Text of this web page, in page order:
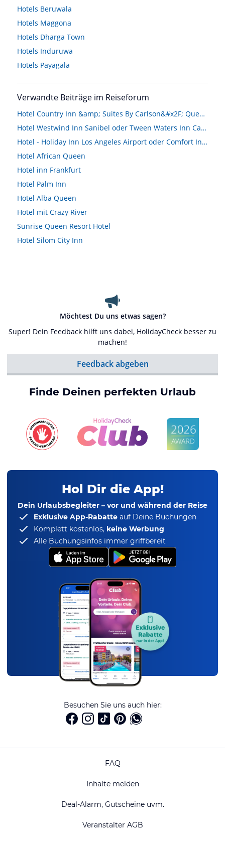
Hotels Beruwala
Hotels Maggona
Hotels Dharga Town
Hotels Induruwa
Hotels Payagala
Verwandte Beiträge im Reiseforum
Hotel Country Inn &amp; Suites By Carlson&#x2F; Queens
Hotel Westwind Inn Sanibel oder Tween Waters Inn Captiva
Hotel - Holiday Inn Los Angeles Airport oder Comfort Inn Cockatoo
Hotel African Queen
Hotel inn Frankfurt
Hotel Palm Inn
Hotel Alba Queen
Hotel mit Crazy River
Sunrise Queen Resort Hotel
Hotel Silom City Inn
Möchtest Du uns etwas sagen?
Super! Dein Feedback hilft uns dabei, HolidayCheck besser zu
machen!
Feedback abgeben
Finde Deinen perfekten Urlaub
Hol Dir die App!
Dein Urlaubsbegleiter – vor und während der Reise
Exklusive App-Rabatte auf Deine Buchungen
Komplett kostenlos, keine Werbung
Alle Buchungsinfos immer griffbereit
Besuchen Sie uns auch hier:
FAQ
Inhalte melden
Deal-Alarm, Gutscheine uvm.
Veranstalter AGB